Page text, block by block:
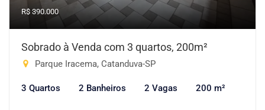
R$ 390.000
Sobrado à Venda com 3 quartos, 200m²
Parque Iracema, Catanduva-SP
3 Quartos 2 Banheiros 2 Vagas 200 m²